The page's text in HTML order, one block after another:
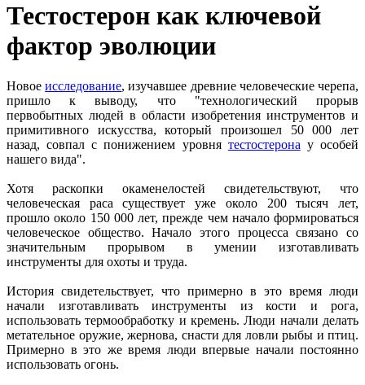
Тестостерон как ключевой
фактор эволюции
Новоеисследование, изучавшее древние человеческие черепа,
пришло к выводу, что "технологический прорыв
первобытных людей в области изобретения инструментов и
примитивного искусства, который произошел 50 000 лет
назад, совпал с понижением уровня тестостерона у особей
нашего вида".
Хотя раскопки окаменелостей свидетельствуют, что
человеческая раса существует уже около 200 тысяч лет,
прошло около 150 000 лет, прежде чем начало формироваться
человеческое общество. Начало этого процесса связано со
значительным прорывом в умении изготавливать
инструменты для охоты и труда.
История свидетельствует, что примерно в это время люди
начали изготавливать инструменты из кости и рога,
использовать термообработку и кремень. Люди начали делать
метательное оружие, жернова, снасти для ловли рыбы и птиц.
Примерно в это же время люди впервые начали постоянно
использовать огонь.